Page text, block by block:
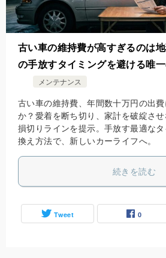
古い車の維持費が高すぎるのは
の手放すタイミングを避ける唯一
メンテナンス
古い車の維持費、年間数十万円の出
か？愛着を断ち切り、家計を破綻さ
損切りラインを提示。手放す最適な
換え方法で、新しいカーライフへ。
続きを読む
Tweet 0